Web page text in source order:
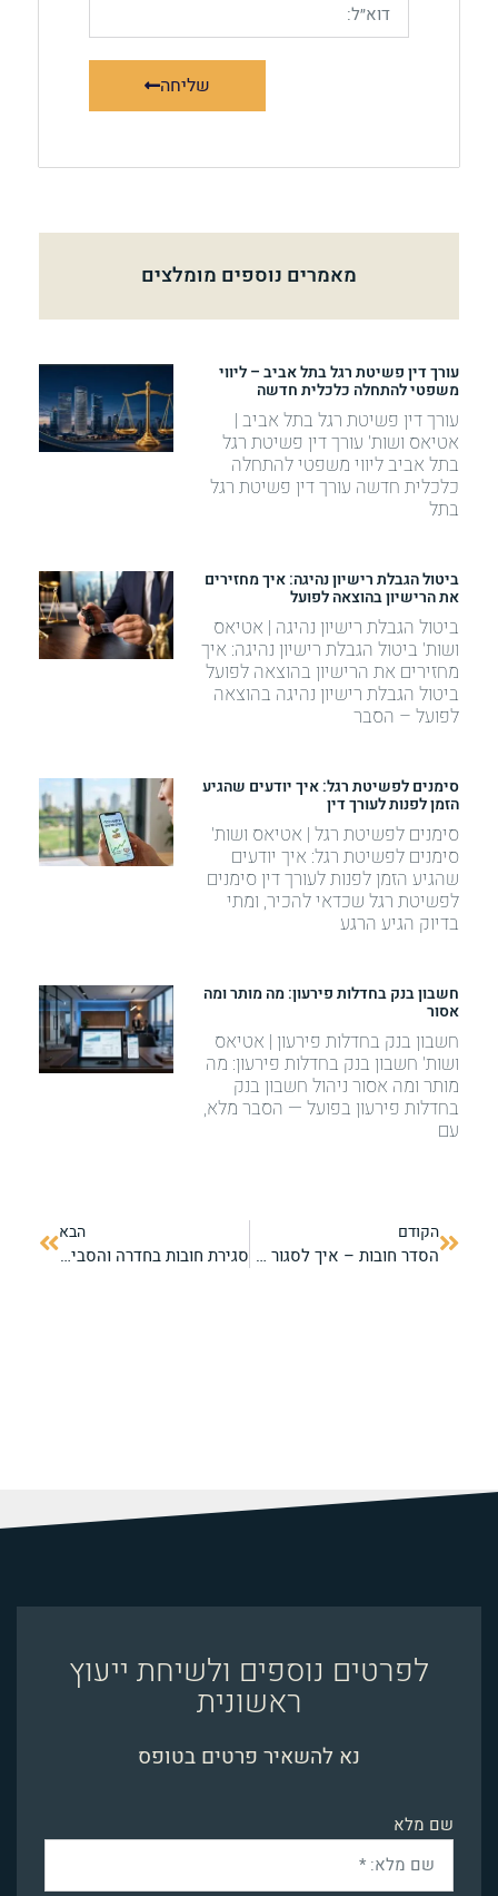
שליחה
מאמרים נוספים מומלצים
עורך דין פשיטת רגל בתל אביב – ליווי
משפטי להתחלה כלכלית חדשה
עורך דין פשיטת רגל בתל אביב |
אטיאס ושות' עורך דין פשיטת רגל
בתל אביב ליווי משפטי להתחלה
כלכלית חדשה עורך דין פשיטת רגל
בתל
ביטול הגבלת רישיון נהיגה: איך מחזירים
את הרישיון בהוצאה לפועל
ביטול הגבלת רישיון נהיגה | אטיאס
ושות' ביטול הגבלת רישיון נהיגה: איך
מחזירים את הרישיון בהוצאה לפועל
ביטול הגבלת רישיון נהיגה בהוצאה
לפועל – הסבר
סימנים לפשיטת רגל: איך יודעים שהגיע
הזמן לפנות לעורך דין
סימנים לפשיטת רגל | אטיאס ושות'
סימנים לפשיטת רגל: איך יודעים
שהגיע הזמן לפנות לעורך דין סימנים
לפשיטת רגל שכדאי להכיר, ומתי
בדיוק הגיע הרגע
חשבון בנק בחדלות פירעון: מה מותר ומה
אסור
חשבון בנק בחדלות פירעון | אטיאס
ושות' חשבון בנק בחדלות פירעון: מה
מותר ומה אסור ניהול חשבון בנק
בחדלות פירעון בפועל — הסבר מלא,
עם
הקודם
הסדר חובות – איך לסגור תיקים מול הבנקים בלי פשיטת רגל
הבא
סגירת חובות בחדרה והסביבה – איך מוחקים את התיקים לצמיתות?
לפרטים נוספים ולשיחת ייעוץ
ראשונית
נא להשאיר פרטים בטופס
שם מלא